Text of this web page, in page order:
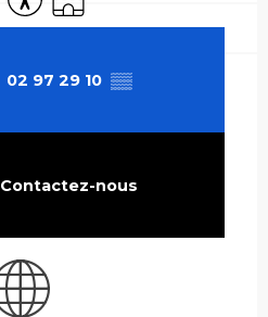
02 97 29 10 ▒▒
Contactez-nous